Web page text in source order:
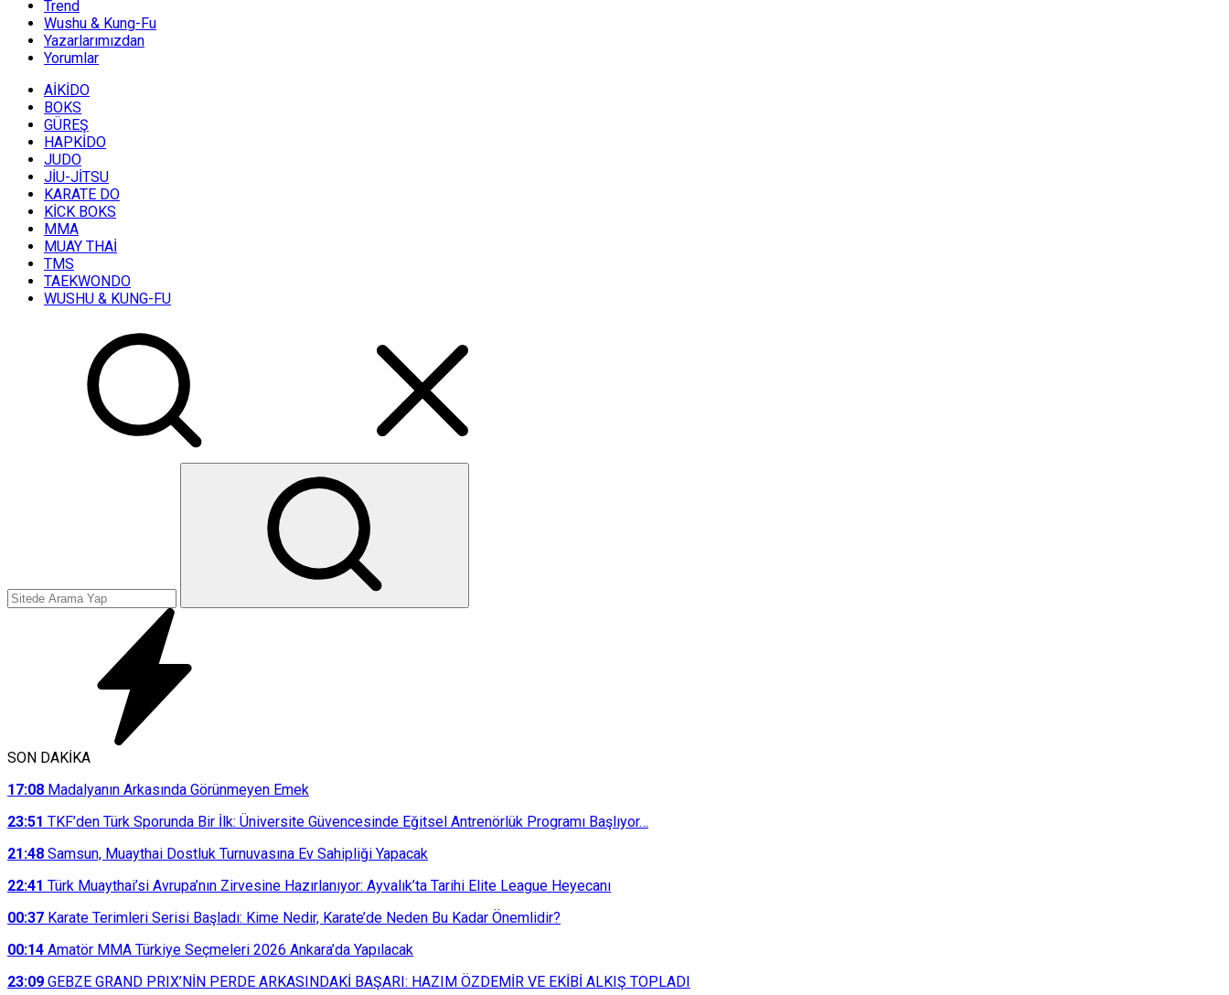
Trend
Wushu & Kung-Fu
Yazarlarımızdan
Yorumlar
AİKİDO
BOKS
GÜREŞ
HAPKİDO
JUDO
JİU-JİTSU
KARATE DO
KİCK BOKS
MMA
MUAY THAİ
TMS
TAEKWONDO
WUSHU & KUNG-FU
SON DAKİKA
17:08 Madalyanın Arkasında Görünmeyen Emek
23:51 TKF’den Türk Sporunda Bir İlk: Üniversite Güvencesinde Eğitsel Antrenörlük Programı Başlıyor…
21:48 Samsun, Muaythai Dostluk Turnuvasına Ev Sahipliği Yapacak
22:41 Türk Muaythai’si Avrupa’nın Zirvesine Hazırlanıyor: Ayvalık’ta Tarihi Elite League Heyecanı
00:37 Karate Terimleri Serisi Başladı: Kime Nedir, Karate’de Neden Bu Kadar Önemlidir?
00:14 Amatör MMA Türkiye Seçmeleri 2026 Ankara’da Yapılacak
23:09 GEBZE GRAND PRIX’NİN PERDE ARKASINDAKİ BAŞARI: HAZIM ÖZDEMİR VE EKİBİ ALKIŞ TOPLADI